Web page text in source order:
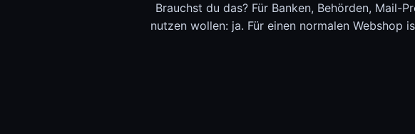
Brauchst du das? Für Banken, Behörden, Mail-
nutzen wollen: ja. Für einen normalen